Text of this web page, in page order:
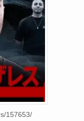
157653/